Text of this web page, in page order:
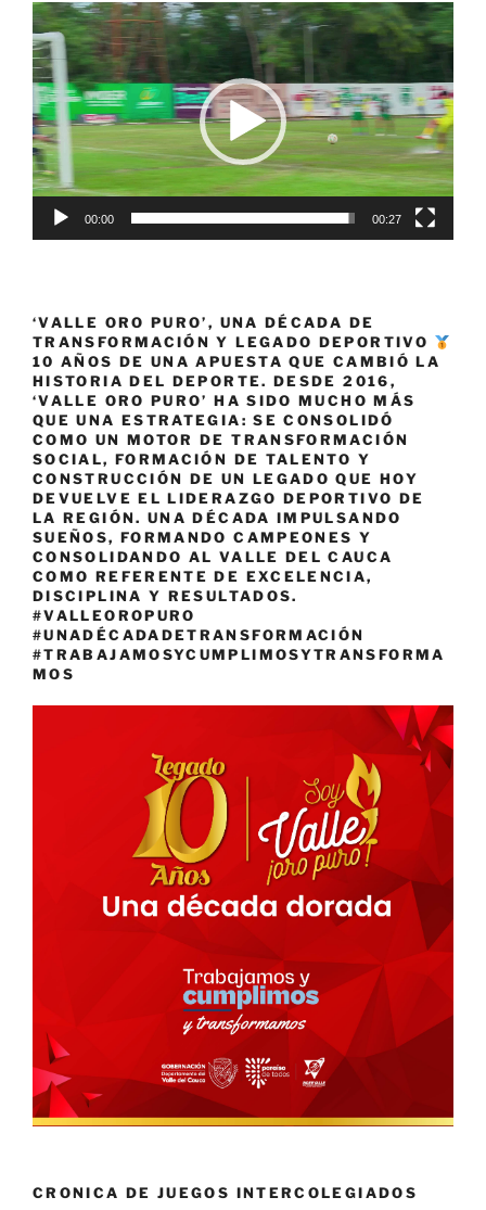
Reproductor
de
vídeo
00:00 00:27
‘VALLE ORO PURO’, UNA DÉCADA DE
TRANSFORMACIÓN Y LEGADO DEPORTIVO
10 AÑOS DE UNA APUESTA QUE CAMBIÓ LA
HISTORIA DEL DEPORTE. DESDE 2016,
‘VALLE ORO PURO’ HA SIDO MUCHO MÁS
QUE UNA ESTRATEGIA: SE CONSOLIDÓ
COMO UN MOTOR DE TRANSFORMACIÓN
SOCIAL, FORMACIÓN DE TALENTO Y
CONSTRUCCIÓN DE UN LEGADO QUE HOY
DEVUELVE EL LIDERAZGO DEPORTIVO DE
LA REGIÓN. UNA DÉCADA IMPULSANDO
SUEÑOS, FORMANDO CAMPEONES Y
CONSOLIDANDO AL VALLE DEL CAUCA
COMO REFERENTE DE EXCELENCIA,
DISCIPLINA Y RESULTADOS.
#VALLEOROPURO
#UNADÉCADADETRANSFORMACIÓN
#TRABAJAMOSYCUMPLIMOSYTRANSFORMA
MOS
CRONICA DE JUEGOS INTERCOLEGIADOS